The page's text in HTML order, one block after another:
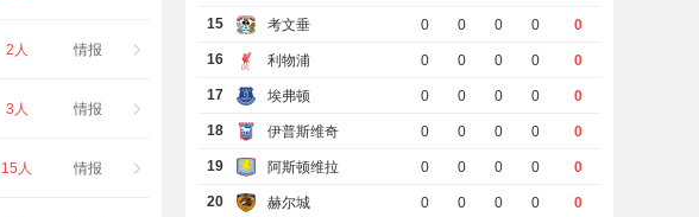
2人 情报
3人 情报
15人 情报
15 考文垂 0 0 0 0 0
16 利物浦 0 0 0 0 0
17 埃弗顿 0 0 0 0 0
18 伊普斯维奇 0 0 0 0 0
19 阿斯顿维拉 0 0 0 0 0
20 赫尔城 0 0 0 0 0